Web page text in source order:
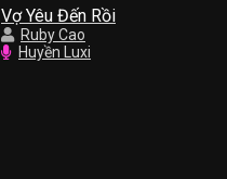
Vợ Yêu Đến Rồi
Ruby Cao
Huyền Luxi